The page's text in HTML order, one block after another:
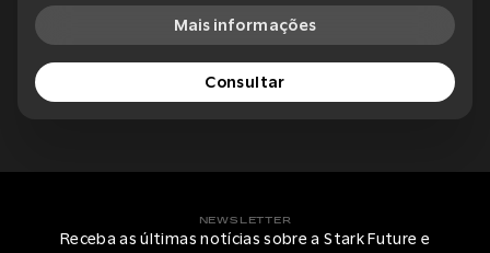
Mais informações
Consultar
NEWSLETTER
Receba as últimas notícias sobre a Stark Future e